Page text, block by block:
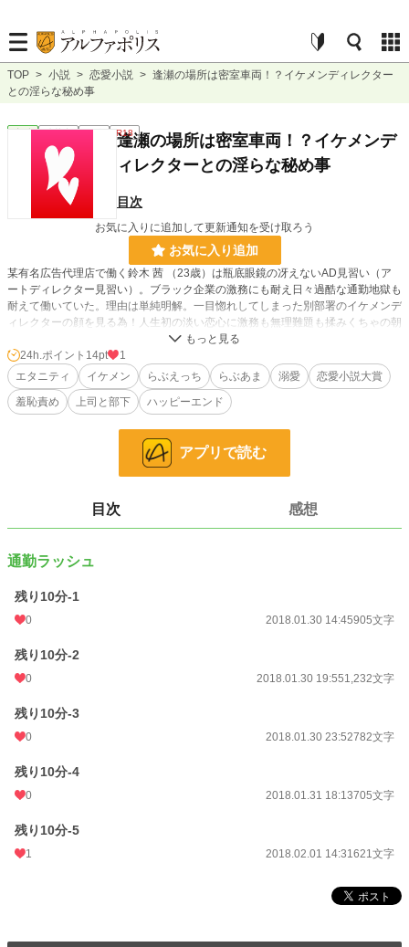
TOP > 小説 > 恋愛小説 > 逢瀬の場所は密室車両！？イケメンディレクター
との淫らな秘め事
恋愛 連載中 長編 R18
逢瀬の場所は密室車両！？イケメンデ
ィレクターとの淫らな秘め事
目次
お気に入りに追加して更新通知を受け取ろう
お気に入り追加
某有名広告代理店で働く鈴木 茜 （23歳）は瓶底眼鏡の冴えないAD見習い（ア
ートディレクター見習い）。ブラック企業の激務にも耐え日々過酷な通勤地獄も
耐えて働いていた。理由は単純明解。一目惚れしてしまった別部署のイケメンデ
ィレクターの顔を見る為！人生初の淡い恋心に激務も無理難題も揉みくちゃの朝
…今日もいつもと同じ通勤ラッシュだと思ってひたすら無心で耐えてたのになん
だか背後に違和感が…！？
小説 30,460 位 / 228,792 件
12,870 位 / 66,374 件
14 pt
更新日時 2018.02.01 14:31
初回公開日時
累計ポイント
24h.ポイント 14pt
1
エタニティ
イケメン らぶえっち らぶあま 溺愛
恋愛小説大賞
羞恥責め
上司と部下 ハッピーエンド
アプリで読む
目次 感想
通勤ラッシュ
残り10分-1
0 2018.01.30 14:45905文字
残り10分-2
0 2018.01.30 19:551,232文字
残り10分-3
0 2018.01.30 23:52782文字
残り10分-4
0 2018.01.31 18:13705文字
残り10分-5
1 2018.02.01 14:31621文字